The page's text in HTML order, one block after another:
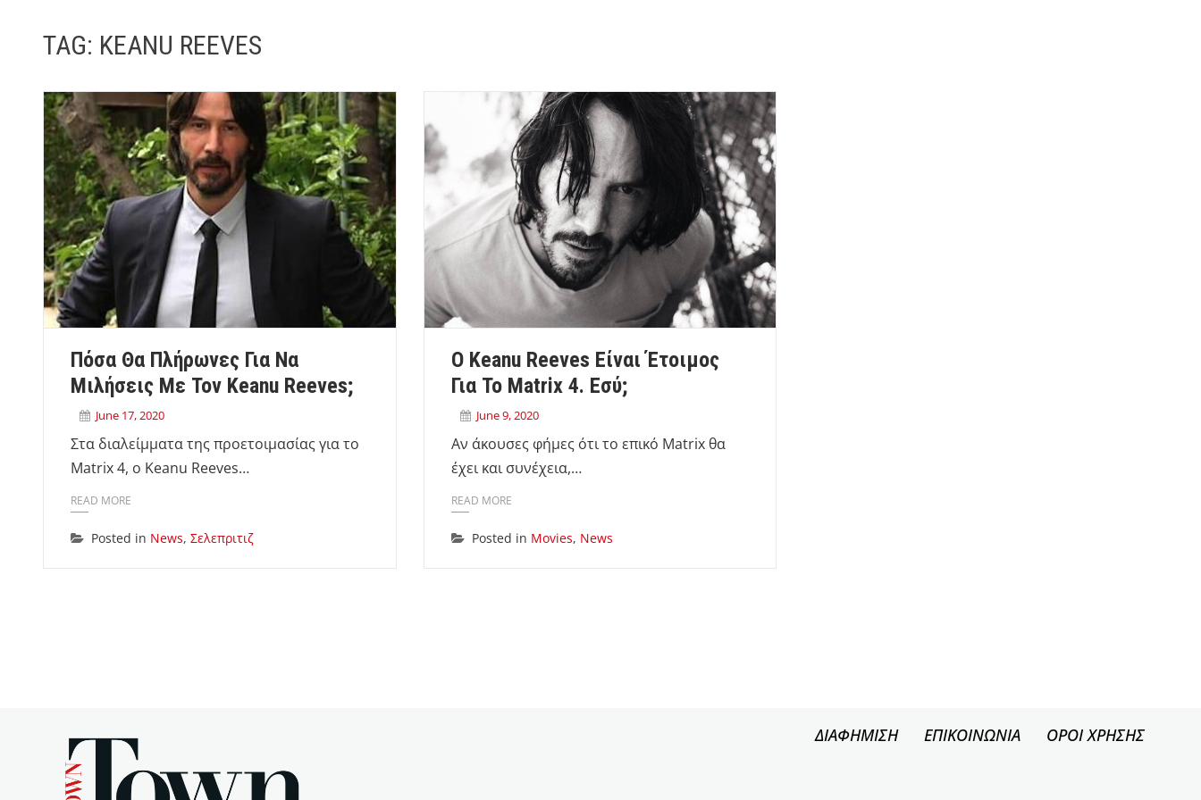
TAG: KEANU REEVES
Πόσα Θα Πλήρωνες Για Να
Μιλήσεις Με Τον Keanu Reeves;
June 17, 2020
Στα διαλείμματα της προετοιμασίας για το
Matrix 4, ο Keanu Reeves…
READ MORE
Posted in News, Σελεπριτιζ
Ο Keanu Reeves Είναι Έτοιμος
Για Το Matrix 4. Εσύ;
June 9, 2020
Αν άκουσες φήμες ότι το επικό Matrix θα
έχει και συνέχεια,…
READ MORE
Posted in Movies, News
ΔΙΑΦΗΜΙΣΗ ΕΠΙΚΟΙΝΩΝΙΑ ΟΡΟΙ ΧΡΗΣΗΣ